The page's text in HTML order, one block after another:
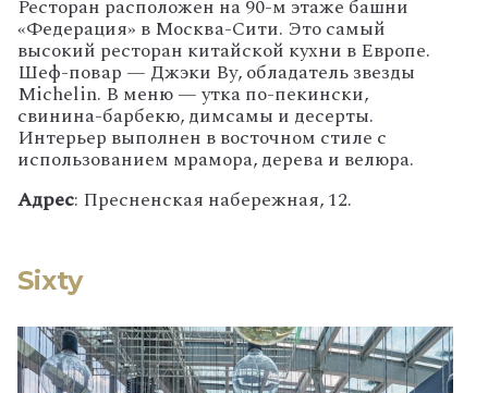
Ресторан расположен на 90-м этаже башни
«Федерация» в Москва-Сити. Это самый
высокий ресторан китайской кухни в Европе.
Шеф-повар — Джэки Ву, обладатель звезды
Michelin. В меню — утка по-пекински,
свинина-барбекю, димсамы и десерты.
Интерьер выполнен в восточном стиле с
использованием мрамора, дерева и велюра.
Адрес: Пресненская набережная, 12.
Sixty